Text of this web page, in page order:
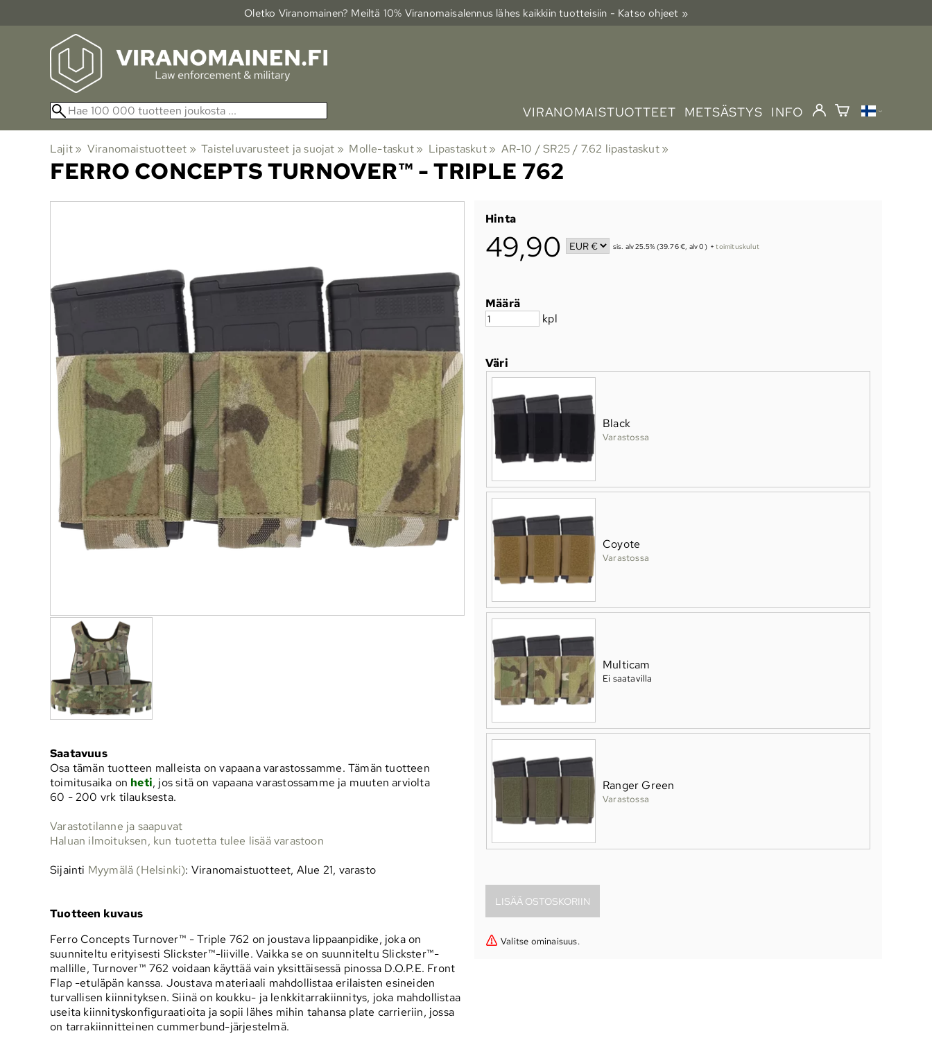
Oletko Viranomainen? Meiltä 10% Viranomais­alennus lähes kaikkiin tuotteisiin - Katso ohjeet »
VIRANOMAISTUOTTEET METSÄSTYS INFO
Lajit‪» Viranomaistuotteet ‪» Taisteluvarusteet ja suojat ‪» Molle-taskut ‪» Lipastaskut ‪» AR-10 / SR25 / 7.62 lipastaskut ‪»
FERRO CONCEPTSTURNOVER™ - TRIPLE 762
Hinta
49,90 sis. alv 25.5% (39.76 €, alv 0) +toimituskulut
Määrä
kpl
Väri
Black
Varastossa
Coyote
Varastossa
Multicam
Ei saatavilla
Ranger Green
Varastossa
Valitse ominaisuus.
Saatavuus
Osa tämän tuotteen malleista on vapaana varastossamme. Tämän tuotteen
toimitusaika on heti, jos sitä on vapaana varastossamme ja muuten arviolta
60 - 200 vrk tilauksesta.
Varastotilanne ja saapuvat
Haluan ilmoituksen, kun tuotetta tulee lisää varastoon
Sijainti Myymälä (Helsinki): Viranomaistuotteet, Alue 21, varasto
Tuotteen kuvaus
Ferro Concepts Turnover™ - Triple 762 on joustava lippaanpidike, joka on
suunniteltu erityisesti Slickster™-liiville. Vaikka se on suunniteltu Slickster™-
mallille, Turnover™ 762 voidaan käyttää vain yksittäisessä pinossa D.O.P.E. Front
Flap -etuläpän kanssa. Joustava materiaali mahdollistaa erilaisten esineiden
turvallisen kiinnityksen. Siinä on koukku- ja lenkkitarrakiinnitys, joka mahdollistaa
useita kiinnityskonfiguraatioita ja sopii lähes mihin tahansa plate carrieriin, jossa
on tarrakiinnitteinen cummerbund-järjestelmä.